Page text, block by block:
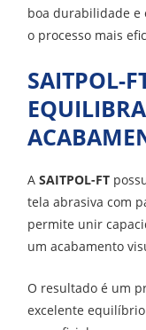
boa durabilidade e
o processo mais
SAITPOL-
ASAITPOL-FT
tela abrasiva com
permite unir
um acabamento
O resultado é um
excelente